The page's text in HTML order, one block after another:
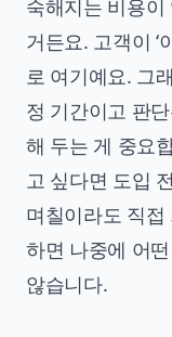
숙해지는 비용
거든요. 고객이 ‘
로 여기예요. 그
정 기간이고 판
해 두는 게 중요
고 싶다면 도입
며칠이라도 직
하면 나중에 어
않습니다.